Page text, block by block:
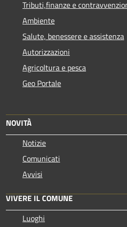
Tributi,finanze e
Ambiente
Salute, benessere e assistenza
Autorizzazioni
Agricoltura e pesca
Geo Portale
NOVITÀ
Notizie
Comunicati
Avvisi
VIVERE IL COMUNE
Luoghi